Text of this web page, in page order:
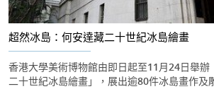
超然冰島：何安達藏二十世紀冰島繪畫
香港大學美術博物館由即日起至11月24日舉
二十世紀冰島繪畫」，展出逾80件冰島畫作及